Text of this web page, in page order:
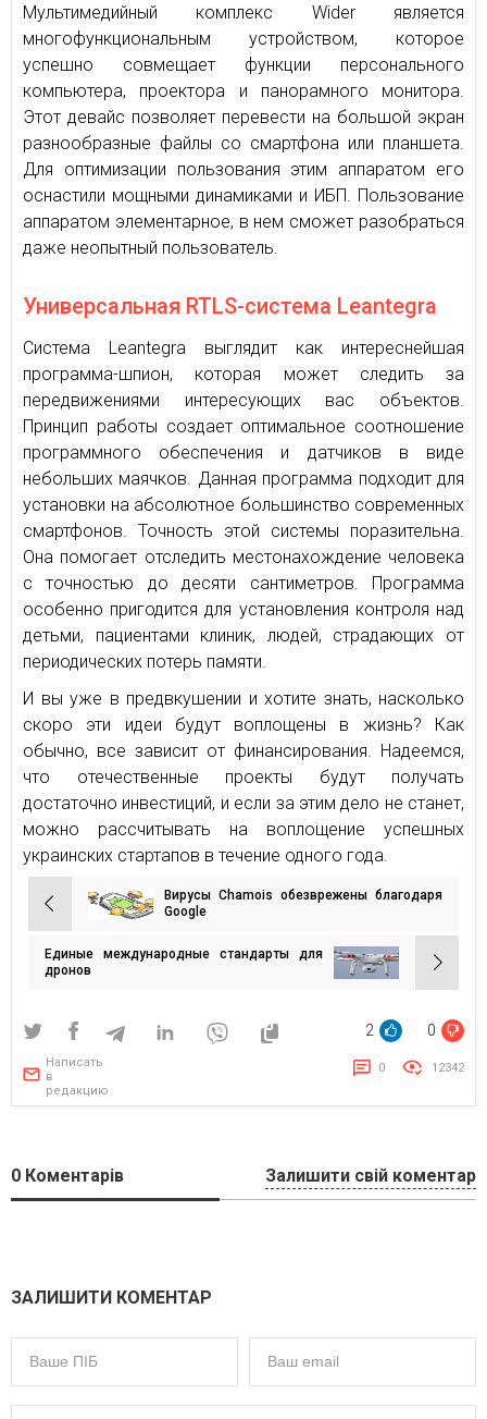
Мультимедийный комплекс Wider является
многофункциональным устройством, которое
успешно совмещает функции персонального
компьютера, проектора и панорамного монитора.
Этот девайс позволяет перевести на большой экран
разнообразные файлы со смартфона или планшета.
Для оптимизации пользования этим аппаратом его
оснастили мощными динамиками и ИБП. Пользование
аппаратом элементарное, в нем сможет разобраться
даже неопытный пользователь.
Универсальная RTLS-система Leantegra
Система Leantegra выглядит как интереснейшая
программа-шпион, которая может следить за
передвижениями интересующих вас объектов.
Принцип работы создает оптимальное соотношение
программного обеспечения и датчиков в виде
небольших маячков. Данная программа подходит для
установки на абсолютное большинство современных
смартфонов. Точность этой системы поразительна.
Она помогает отследить местонахождение человека
с точностью до десяти сантиметров. Программа
особенно пригодится для установления контроля над
детьми, пациентами клиник, людей, страдающих от
периодических потерь памяти.
И вы уже в предвкушении и хотите знать, насколько
скоро эти идеи будут воплощены в жизнь? Как
обычно, все зависит от финансирования. Надеемся,
что отечественные проекты будут получать
достаточно инвестиций, и если за этим дело не станет,
можно рассчитывать на воплощение успешных
украинских стартапов в течение одного года.
Навигация
по
записям
Вирусы Chamois обезврежены благодаря
Google
Единые международные стандарты для
дронов
2 0
Написать
в
редакцию
0 12342
0 Коментарів Залишити свій коментар
ЗАЛИШИТИ КОМЕНТАР